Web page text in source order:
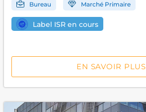
Bureau Marché Primaire
Label ISR en cours
EN SAVOIR PLUS